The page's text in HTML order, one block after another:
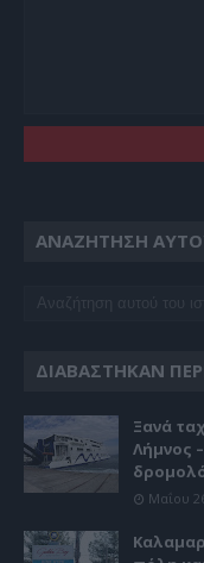
ΑΝΑΖΉΤΗΣΗ
ΔΙΑΒΆΣΤΗΚΑΝ
Ξανά
Λήμνος
Μαΐου